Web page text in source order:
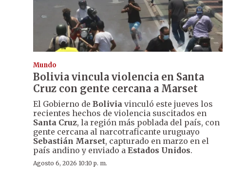
Mundo
Bolivia vincula violencia en Santa
Cruz con gente cercana a Marset
El Gobierno de Bolivia vinculó este jueves los
recientes hechos de violencia suscitados en
Santa Cruz, la región más poblada del país, con
gente cercana al narcotraficante uruguayo
Sebastián Marset, capturado en marzo en el
país andino y enviado a Estados Unidos.
Agosto 6, 2026 10:10 p. m.